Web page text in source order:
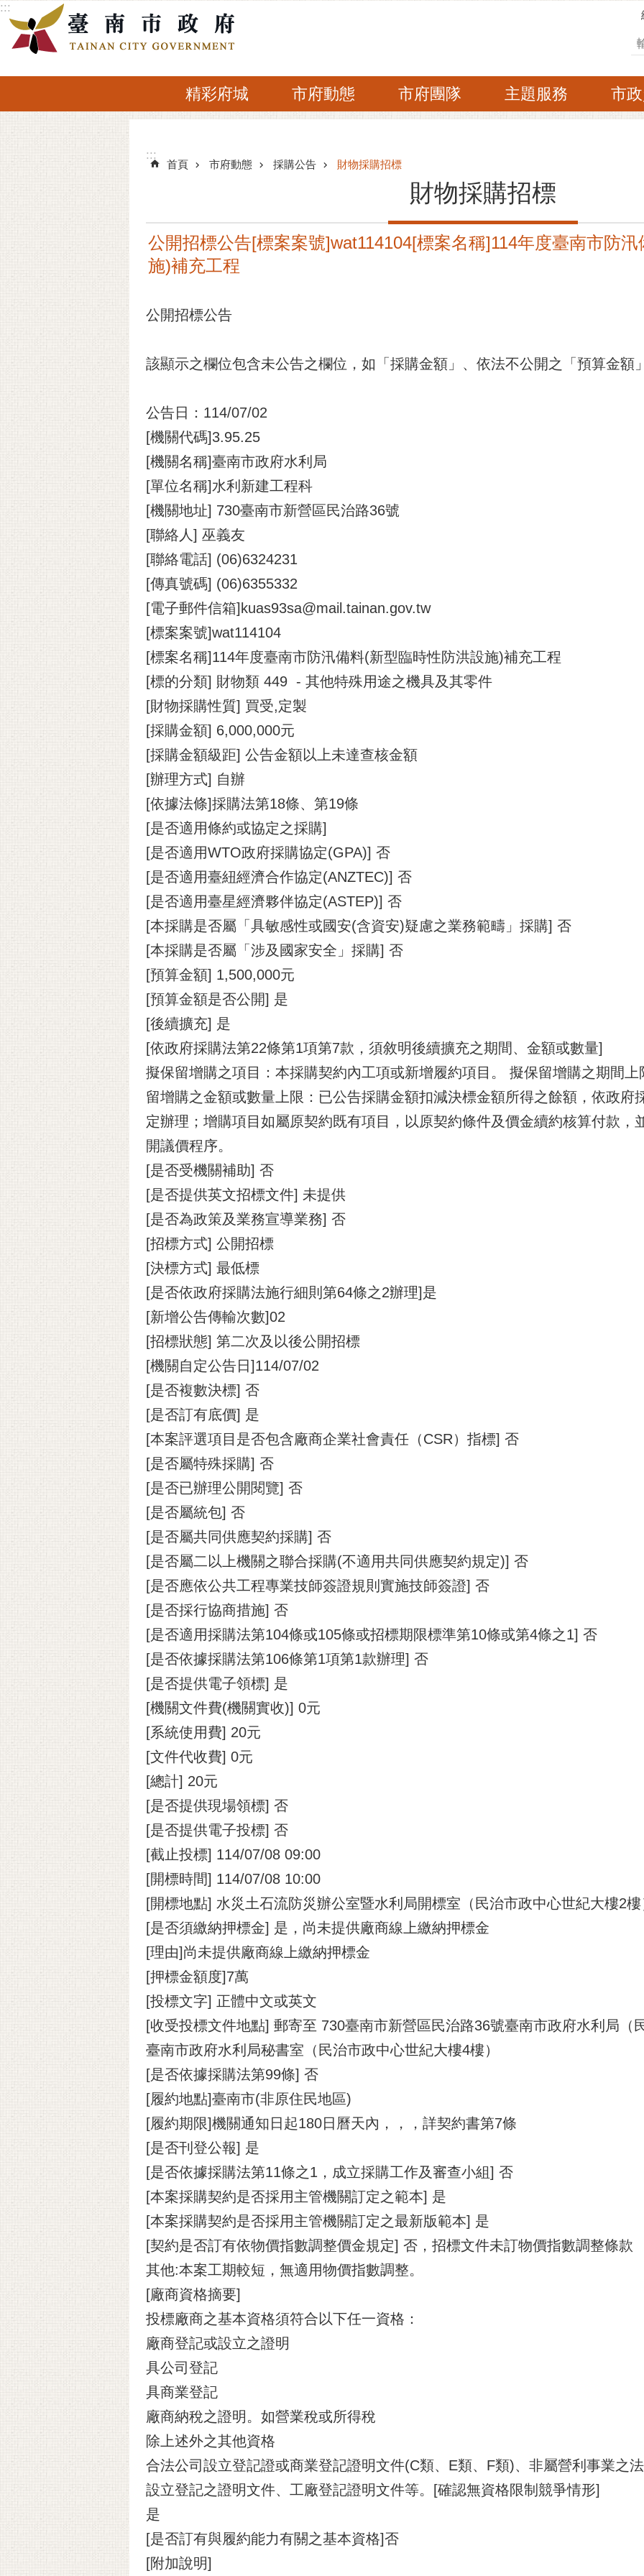
跳到主要內容區塊
:::
精彩府城 市府動態 市府團隊 主題服務 市
:::
:::
首頁 市府動態 採購公告 財物採購招標
財物採購招標
公開招標公告[標案案號]wat114104[標案名稱]114年度臺南市防
施)補充工程
公開招標公告
該顯示之欄位包含未公告之欄位，如「採購金額」、依法不公開之「預算金額
公告日：114/07/02
[機關代碼]3.95.25
[機關名稱]臺南市政府水利局
[單位名稱]水利新建工程科
[機關地址] 730臺南市新營區民治路36號
[聯絡人] 巫義友
[聯絡電話] (06)6324231
[傳真號碼] (06)6355332
[電子郵件信箱]kuas93sa@mail.tainan.gov.tw
[標案案號]wat114104
[標案名稱]114年度臺南市防汛備料(新型臨時性防洪設施)補充工程
[標的分類] 財物類 449 - 其他特殊用途之機具及其零件
[財物採購性質] 買受,定製
[採購金額] 6,000,000元
[採購金額級距] 公告金額以上未達查核金額
[辦理方式] 自辦
[依據法條]採購法第18條、第19條
[是否適用條約或協定之採購]
[是否適用WTO政府採購協定(GPA)] 否
[是否適用臺紐經濟合作協定(ANZTEC)] 否
[是否適用臺星經濟夥伴協定(ASTEP)] 否
[本採購是否屬「具敏感性或國安(含資安)疑慮之業務範疇」採購] 否
[本採購是否屬「涉及國家安全」採購] 否
[預算金額] 1,500,000元
[預算金額是否公開] 是
[後續擴充] 是
[依政府採購法第22條第1項第7款，須敘明後續擴充之期間、金額或數量]
擬保留增購之項目：本採購契約內工項或新增履約項目。 擬保留增購之期間
留增購之金額或數量上限：已公告採購金額扣減決標金額所得之餘額，依政府
定辦理；增購項目如屬原契約既有項目，以原契約條件及價金續約核算付款，
開議價程序。
[是否受機關補助] 否
[是否提供英文招標文件] 未提供
[是否為政策及業務宣導業務] 否
[招標方式] 公開招標
[決標方式] 最低標
[是否依政府採購法施行細則第64條之2辦理]是
[新增公告傳輸次數]02
[招標狀態] 第二次及以後公開招標
[機關自定公告日]114/07/02
[是否複數決標] 否
[是否訂有底價] 是
[本案評選項目是否包含廠商企業社會責任（CSR）指標] 否
[是否屬特殊採購] 否
[是否已辦理公開閱覽] 否
[是否屬統包] 否
[是否屬共同供應契約採購] 否
[是否屬二以上機關之聯合採購(不適用共同供應契約規定)] 否
[是否應依公共工程專業技師簽證規則實施技師簽證] 否
[是否採行協商措施] 否
[是否適用採購法第104條或105條或招標期限標準第10條或第4條之1] 否
[是否依據採購法第106條第1項第1款辦理] 否
[是否提供電子領標] 是
[機關文件費(機關實收)] 0元
[系統使用費] 20元
[文件代收費] 0元
[總計] 20元
[是否提供現場領標] 否
[是否提供電子投標] 否
[截止投標] 114/07/08 09:00
[開標時間] 114/07/08 10:00
[開標地點] 水災土石流防災辦公室暨水利局開標室（民治市政中心世紀大樓2樓
[是否須繳納押標金] 是，尚未提供廠商線上繳納押標金
[理由]尚未提供廠商線上繳納押標金
[押標金額度]7萬
[投標文字] 正體中文或英文
[收受投標文件地點] 郵寄至 730臺南市新營區民治路36號臺南市政府水利局（
臺南市政府水利局秘書室（民治市政中心世紀大樓4樓）
[是否依據採購法第99條] 否
[履約地點]臺南市(非原住民地區)
[履約期限]機關通知日起180日曆天內，，，詳契約書第7條
[是否刊登公報] 是
[是否依據採購法第11條之1，成立採購工作及審查小組] 否
[本案採購契約是否採用主管機關訂定之範本] 是
[本案採購契約是否採用主管機關訂定之最新版範本] 是
[契約是否訂有依物價指數調整價金規定] 否，招標文件未訂物價指數調整條款
其他:本案工期較短，無適用物價指數調整。
[廠商資格摘要]
投標廠商之基本資格須符合以下任一資格：
廠商登記或設立之證明
具公司登記
具商業登記
廠商納稅之證明。如營業稅或所得稅
除上述外之其他資格
合法公司設立登記證或商業登記證明文件(C類、E類、F類)、非屬營利事業之
設立登記之證明文件、工廠登記證明文件等。[確認無資格限制競爭情形]
是
[是否訂有與履約能力有關之基本資格]否
[附加說明]